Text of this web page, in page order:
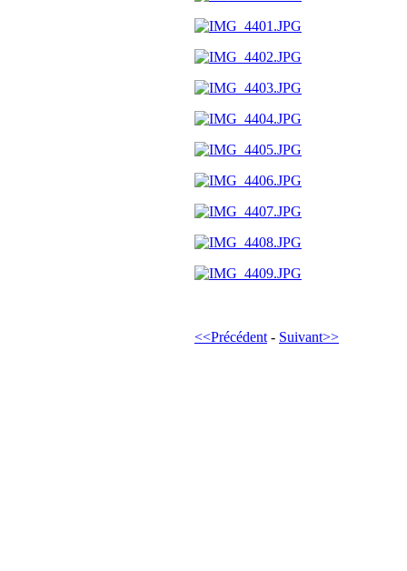
<<Précédent - Suivant>>